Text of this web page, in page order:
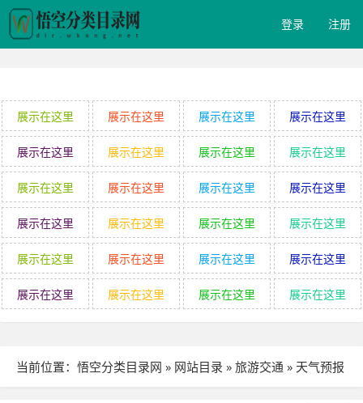
登录 注册
展示在这里 展示在这里 展示在这里 展示在这里
展示在这里 展示在这里 展示在这里 展示在这里
展示在这里 展示在这里 展示在这里 展示在这里
展示在这里 展示在这里 展示在这里 展示在这里
展示在这里 展示在这里 展示在这里 展示在这里
展示在这里 展示在这里 展示在这里 展示在这里
当前位置： 悟空分类目录网 » 网站目录 » 旅游交通 » 天气预报